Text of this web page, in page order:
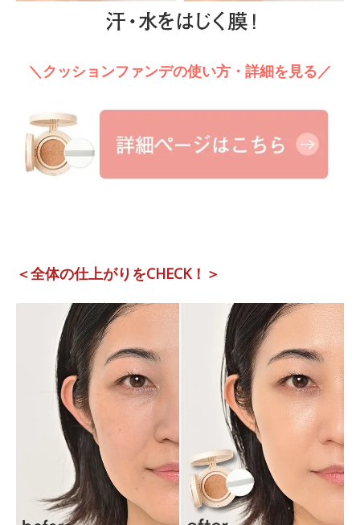
＼クッションファンデの使い方・詳細を見る／
＜全体の仕上がりをCHECK！＞